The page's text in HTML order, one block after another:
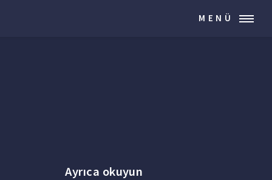
MENÜ
Ayrıca okuyun